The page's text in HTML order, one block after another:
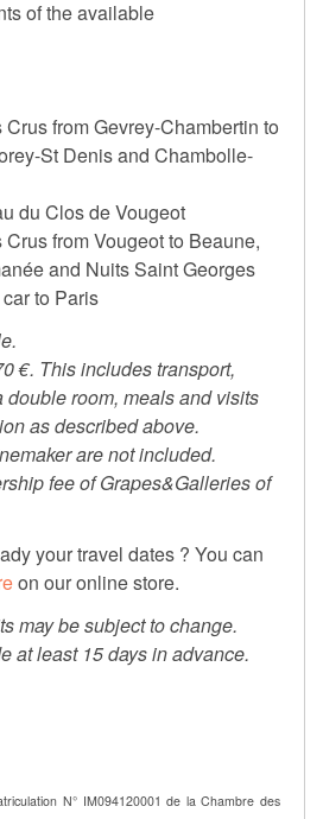
of the available
from Gevrey-Chambertin to
St Denis and Chambolle-
du Clos de Vougeot
from Vougeot to Beaune,
and Nuits Saint Georges
to Paris
€. This includes transport,
room, meals and visits
as described above.
are not included.
fee of Grapes&Galleries of
your travel dates ? You can
on our online store.
may be subject to change.
at least 15 days in advance.
N° IM094120001 de la Chambre des